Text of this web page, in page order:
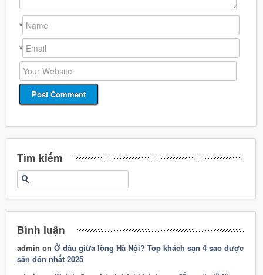
*
*
Tìm kiếm
Bình luận
admin onỞ đâu giữa lòng Hà Nội? Top khách sạn 4 sao được
săn đón nhất 2025